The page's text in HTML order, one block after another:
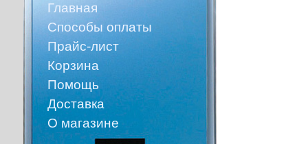
Главная
Способы оплаты
Прайс-лист
Корзина
Помощь
Доставка
О магазине